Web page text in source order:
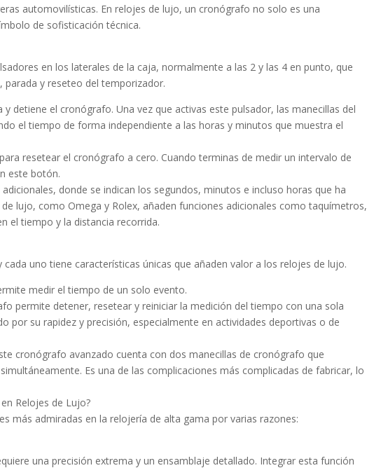
automovilísticas. En relojes de lujo, un cronógrafo no solo es una
de sofisticación técnica.
en los laterales de la caja, normalmente a las 2 y las 4 en punto, que
y reseteo del temporizador.
detiene el cronógrafo. Una vez que activas este pulsador, las manecillas del
el tiempo de forma independiente a las horas y minutos que muestra el
resetear el cronógrafo a cero. Cuando terminas de medir un intervalo de
este botón.
donde se indican los segundos, minutos e incluso horas que ha
lujo, como Omega y Rolex, añaden funciones adicionales como taquímetros,
el tiempo y la distancia recorrida.
uno tiene características únicas que añaden valor a los relojes de lujo.
medir el tiempo de un solo evento.
permite detener, resetear y reiniciar la medición del tiempo con una sola
por su rapidez y precisión, especialmente en actividades deportivas o de
cronógrafo avanzado cuenta con dos manecillas de cronógrafo que
Es una de las complicaciones más complicadas de fabricar, lo
Relojes de Lujo?
más admiradas en la relojería de alta gama por varias razones:
una precisión extrema y un ensamblaje detallado. Integrar esta función